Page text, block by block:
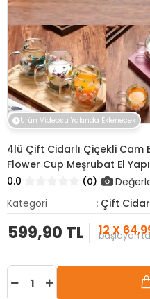
Ürün Videosu Yakında Eklenecek
4lü Çift Cidarlı Çiçekli Cam
Flower Cup Meşrubat El
0.0
(0)
Kategori
: Çift
599,90 TL 12 X
başlayan